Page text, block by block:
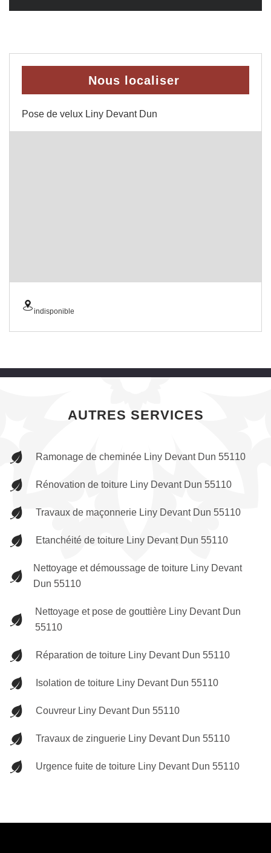
Nous localiser
Pose de velux Liny Devant Dun
indisponible
AUTRES SERVICES
Ramonage de cheminée Liny Devant Dun 55110
Rénovation de toiture Liny Devant Dun 55110
Travaux de maçonnerie Liny Devant Dun 55110
Etanchéité de toiture Liny Devant Dun 55110
Nettoyage et démoussage de toiture Liny Devant
Dun 55110
Nettoyage et pose de gouttière Liny Devant Dun
55110
Réparation de toiture Liny Devant Dun 55110
Isolation de toiture Liny Devant Dun 55110
Couvreur Liny Devant Dun 55110
Travaux de zinguerie Liny Devant Dun 55110
Urgence fuite de toiture Liny Devant Dun 55110